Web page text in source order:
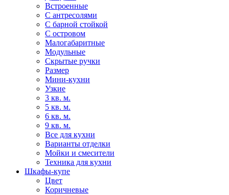
Встроенные
С антресолями
С барной стойкой
С островом
Малогабаритные
Модульные
Скрытые ручки
Размер
Мини-кухни
Узкие
3 кв. м.
5 кв. м.
6 кв. м.
9 кв. м.
Все для кухни
Варианты отделки
Мойки и смесители
Техника для кухни
Шкафы-купе
Цвет
Коричневые